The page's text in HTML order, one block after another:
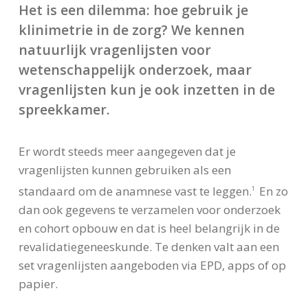
Het is een dilemma: hoe gebruik je
klinimetrie in de zorg? We kennen
natuurlijk vragenlijsten voor
wetenschappelijk onderzoek, maar
vragenlijsten kun je ook inzetten in de
spreekkamer.
Er wordt steeds meer aangegeven dat je
vragenlijsten kunnen gebruiken als een
standaard om de anamnese vast te leggen.1
En zo
dan ook gegevens te verzamelen voor onderzoek
en cohort opbouw en dat is heel belangrijk in de
revalidatiegeneeskunde. Te denken valt aan een
set vragenlijsten aangeboden via EPD, apps of op
papier.